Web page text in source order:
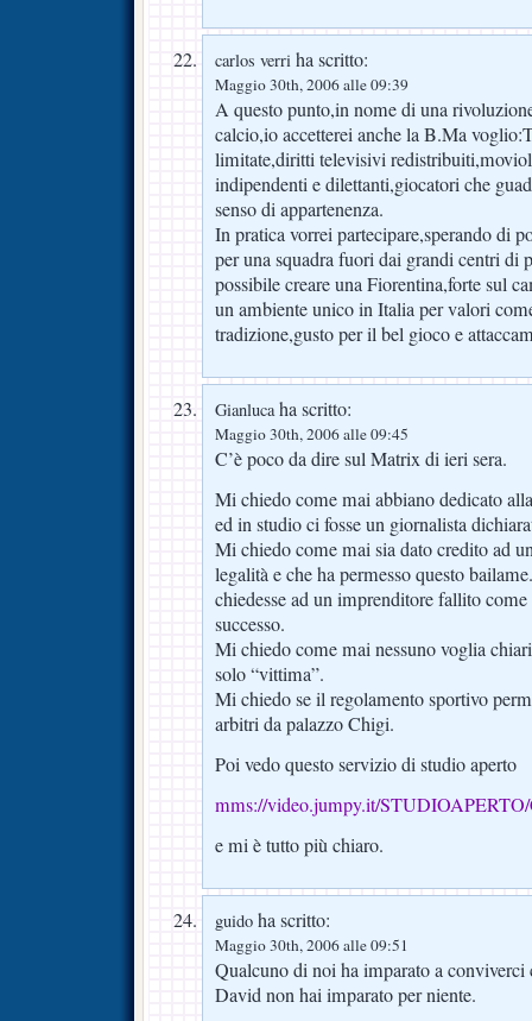
carlos verri ha scritto:
Maggio 30th, 2006 alle 09:39
A questo punto,in nome di una
calcio,io accetterei anche la B.Ma
limitate,diritti televisivi
indipendenti e dilettanti,giocatori che
senso di appartenenza.
In pratica vorrei partecipare,sperando di
per una squadra fuori dai grandi centri di
possibile creare una Fiorentina,forte sul
un ambiente unico in Italia per valori
tradizione,gusto per il bel gioco e
Gianlucaha scritto:
Maggio 30th, 2006 alle 09:45
C’è poco da dire sul Matrix di ieri sera.
Mi chiedo come mai abbiano dedicato
ed in studio ci fosse un giornalista
Mi chiedo come mai sia dato credito ad
legalità e che ha permesso questo
chiedesse ad un imprenditore fallito
successo.
Mi chiedo come mai nessuno voglia
solo “vittima”.
Mi chiedo se il regolamento sportivo
arbitri da palazzo Chigi.
Poi vedo questo servizio di studio aperto
mms://video.jumpy.it/
e mi è tutto più chiaro.
guido ha scritto:
Maggio 30th, 2006 alle 09:51
Qualcuno di noi ha imparato a conviverci
David non hai imparato per niente.